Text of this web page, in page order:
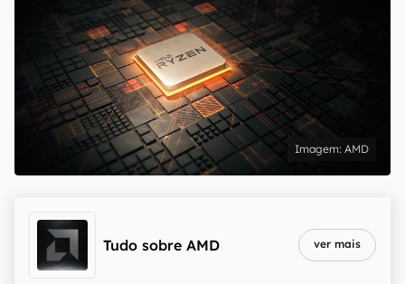
AMD
Tudo sobre AMD ver mais